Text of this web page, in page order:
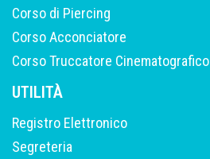
Corso di Piercing
Corso Acconciatore
Corso Truccatore Cinematografico
UTILITÀ
Registro Elettronico
Segreteria